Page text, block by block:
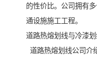
的性价比。公司拥有
通设施施工工程。
道路热熔划线与冷漆
道路热熔划线公司介